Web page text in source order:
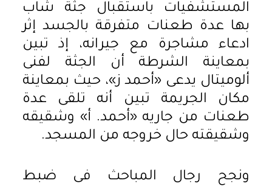
المستشفيات باستقبال جثة شاب
بها عدة طعنات متفرقة بالجسد إثر
ادعاء مشاجرة مع جيرانه، إذ تبين
بمعاينة الشرطة أن الجثة لفنى
ألوميتال يدعى «أحمد ز»، حيث بمعاينة
مكان الجريمة تبين أنه تلقى عدة
طعنات من جاريه «أحمد. أ» وشقيقه
وشقيقته حال خروجه من المسجد.
ونجح رجال المباحث فى ضبط